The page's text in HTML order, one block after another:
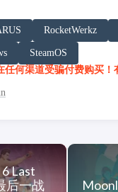
开头增加以下内容声
由第三方 AI 基于「
文链接：https://
RocketWerkz
SteamOS
任何渠道受骗付费购买！
Last
后一战